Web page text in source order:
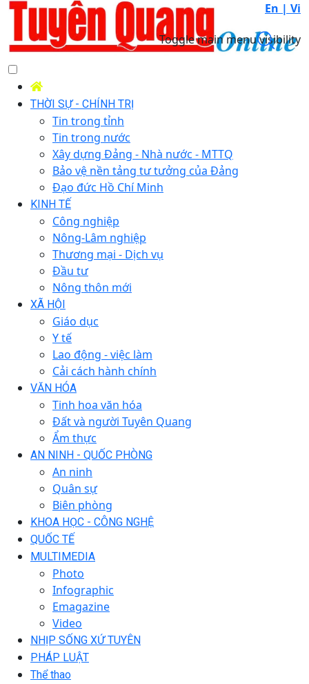
En | Vi
Toggle main menu visibility
THỜI SỰ - CHÍNH TRỊ
Tin trong tỉnh
Tin trong nước
Xây dựng Đảng - Nhà nước - MTTQ
Bảo vệ nền tảng tư tưởng của Đảng
Đạo đức Hồ Chí Minh
KINH TẾ
Công nghiệp
Nông-Lâm nghiệp
Thương mại - Dịch vụ
Đầu tư
Nông thôn mới
XÃ HỘI
Giáo dục
Y tế
Lao động - việc làm
Cải cách hành chính
VĂN HÓA
Tinh hoa văn hóa
Đất và người Tuyên Quang
Ẩm thực
AN NINH - QUỐC PHÒNG
An ninh
Quân sự
Biên phòng
KHOA HỌC - CÔNG NGHỆ
QUỐC TẾ
MULTIMEDIA
Photo
Infographic
Emagazine
Video
NHỊP SỐNG XỨ TUYÊN
PHÁP LUẬT
Thể thao